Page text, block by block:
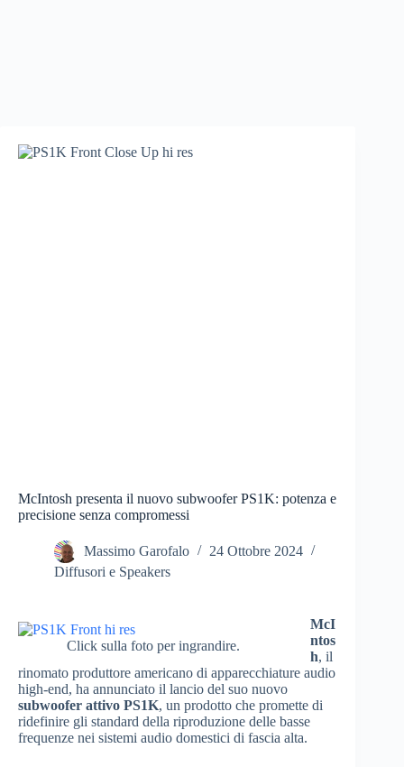
McIntosh presenta il nuovo subwoofer PS1K: potenza e
precisione senza compromessi
Massimo Garofalo
24 Ottobre 2024
Diffusori e Speakers
Click sulla foto per ingrandire.
McI
ntos
h, il
rinomato produttore americano di apparecchiature audio
high-end, ha annunciato il lancio del suo nuovo
subwoofer attivo PS1K, un prodotto che promette di
ridefinire gli standard della riproduzione delle basse
frequenze nei sistemi audio domestici di fascia alta.